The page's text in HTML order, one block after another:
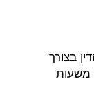
בצורך
משעות